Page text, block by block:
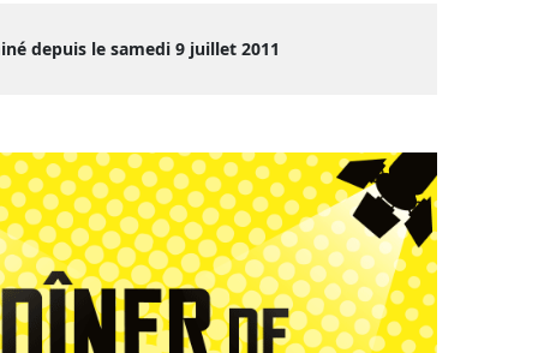
depuis le samedi 9 juillet 2011